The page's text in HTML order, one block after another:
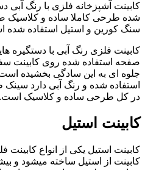
کابینت آشپزخانه فلزی با رنگ آبی
شده طرحی کاملا ساده و کلاسیک
سنگ کورین و استیل استفاده شده
کابینت فلزی رنگ آبی با دستگیره
صفحه استفاده شده روی کابینت
جلوه ای به این سادگی بخشیده
استفاده شده و رنگ آبی دارد
در کل طرحی ساده و کلاسیک است.
کابینت استیل
کابینت استیل یکی از انواع
کابینت از استیل ساخته میشود و